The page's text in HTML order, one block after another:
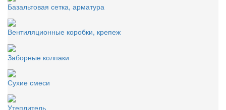
Базальтовая сетка, арматура
Вентиляционные коробки, крепеж
Заборные колпаки
Сухие смеси
Утеплитель